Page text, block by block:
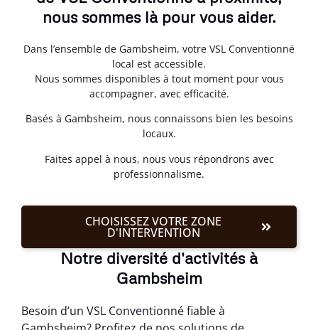
nous sommes là pour vous aider.
Dans l’ensemble de Gambsheim, votre VSL Conventionné
local est accessible.
Nous sommes disponibles à tout moment pour vous
accompagner, avec efficacité.
Basés à Gambsheim, nous connaissons bien les besoins
locaux.
Faites appel à nous, nous vous répondrons avec
professionnalisme.
CHOISISSEZ VOTRE ZONE
D'INTERVENTION
Notre diversité d'activités à
Gambsheim
Besoin d’un VSL Conventionné fiable à